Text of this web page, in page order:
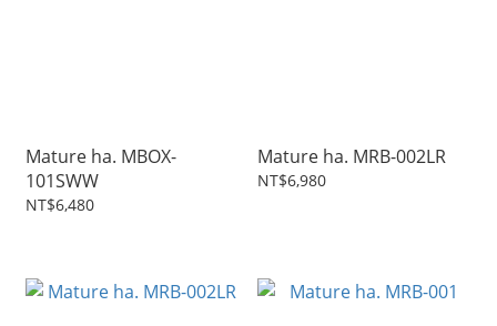
Mature ha. MBOX-
101SWW
NT$6,480
Mature ha. MRB-002LR
NT$6,980